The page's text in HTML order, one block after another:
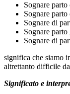
Sognare parto
Sognare
Sognare di
Sognare parto
Sognare di
significa che siamo
altrettanto difficile
Significato e